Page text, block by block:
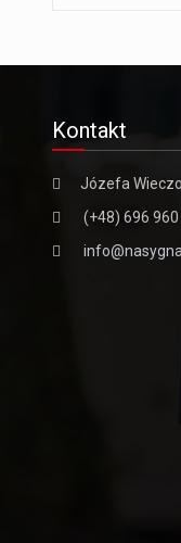
Kontakt
Józefa
(+48) 696 960